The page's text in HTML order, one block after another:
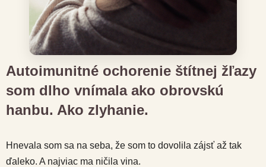
Autoimunitné ochorenie štítnej žľazy
som dlho vnímala ako obrovskú
hanbu. Ako zlyhanie.
Hnevala som sa na seba, že som to dovolila zájsť až tak
ďaleko. A najviac ma ničila vina.